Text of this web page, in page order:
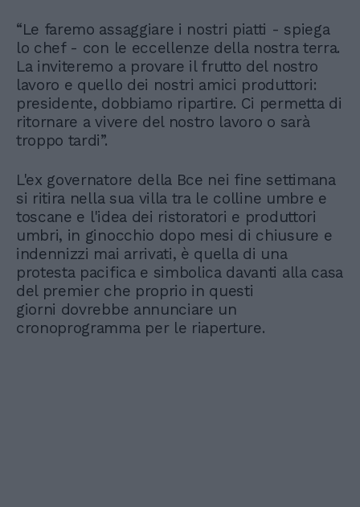
“Le faremo assaggiare i nostri piatti - spiega
lo chef - con le eccellenze della nostra terra.
La inviteremo a provare il frutto del nostro
lavoro e quello dei nostri amici produttori:
presidente, dobbiamo ripartire. Ci permetta di
ritornare a vivere del nostro lavoro o sarà
troppo tardi”.
L'ex governatore della Bce nei fine settimana
si ritira nella sua villa tra le colline umbre e
toscane e l'idea dei ristoratori e produttori
umbri, in ginocchio dopo mesi di chiusure e
indennizzi mai arrivati, è quella di una
protesta pacifica e simbolica davanti alla casa
del premier che proprio in questi
giorni dovrebbe annunciare un
cronoprogramma per le riaperture.